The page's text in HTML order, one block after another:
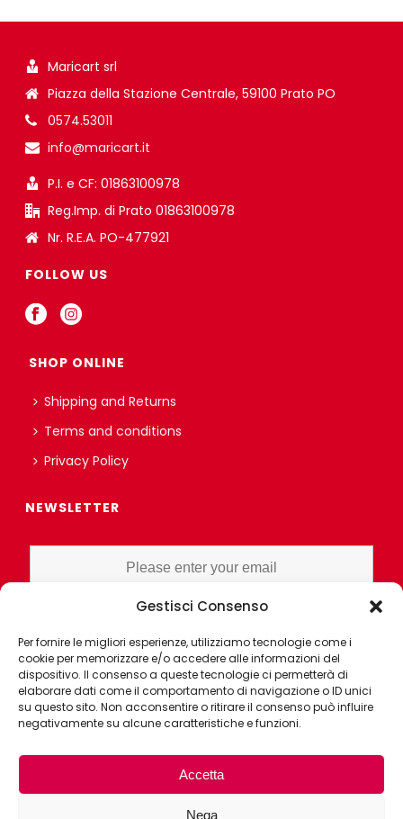
Gestisci Consenso
Per fornire le migliori esperienze, utilizziamo tecnologie come i
cookie per memorizzare e/o accedere alle informazioni del
dispositivo. Il consenso a queste tecnologie ci permetterà di
elaborare dati come il comportamento di navigazione o ID unici
su questo sito. Non acconsentire o ritirare il consenso può influire
negativamente su alcune caratteristiche e funzioni.
Accetta
Nega
Maricart srl
Piazza della Stazione Centrale, 59100 Prato PO
0574.53011
info@maricart.it
P.I. e CF: 01863100978
Reg.Imp. di Prato 01863100978
Nr. R.E.A. PO-477921
FOLLOW US
SHOP ONLINE
Shipping and Returns
Terms and conditions
Privacy Policy
NEWSLETTER
THE REGULATION AND GRANT CONSENT FOR PROFILING OR
MARKET RESEARCH PURPOSES ALSO WITH THE AID OF
ELECTRONIC INSTRUMENTS, AIMED AT ANALYZING HABITS OR
CONSUMER CHOICES OF THE INTERESTED PARTY